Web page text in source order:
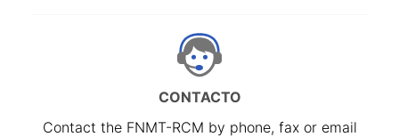
CONTACTO
Contact the FNMT-RCM by phone, fax or email